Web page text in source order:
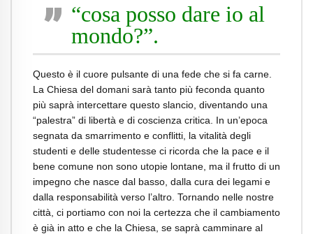
“cosa posso dare io al
mondo?”.
Questo è il cuore pulsante di una fede che si fa carne.
La Chiesa del domani sarà tanto più feconda quanto
più saprà intercettare questo slancio, diventando una
“palestra” di libertà e di coscienza critica. In un’epoca
segnata da smarrimento e conflitti, la vitalità degli
studenti e delle studentesse ci ricorda che la pace e il
bene comune non sono utopie lontane, ma il frutto di un
impegno che nasce dal basso, dalla cura dei legami e
dalla responsabilità verso l’altro. Tornando nelle nostre
città, ci portiamo con noi la certezza che il cambiamento
è già in atto e che la Chiesa, se saprà camminare al